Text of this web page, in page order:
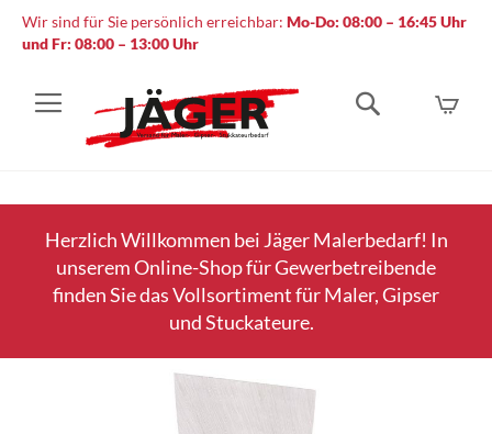
Wir sind für Sie persönlich erreichbar: Mo-Do: 08:00 – 16:45 Uhr
und Fr: 08:00 – 13:00 Uhr
Herzlich Willkommen bei Jäger Malerbedarf! In
unserem Online-Shop für Gewerbetreibende
finden Sie das Vollsortiment für Maler, Gipser
und Stuckateure.